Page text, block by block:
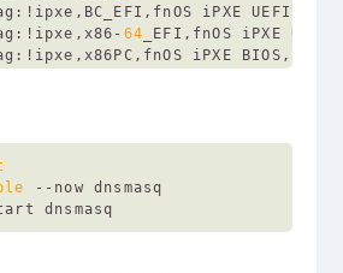
iPXE
64 _EFI,fnOS iPXE
iPXE
--now dnsmasq